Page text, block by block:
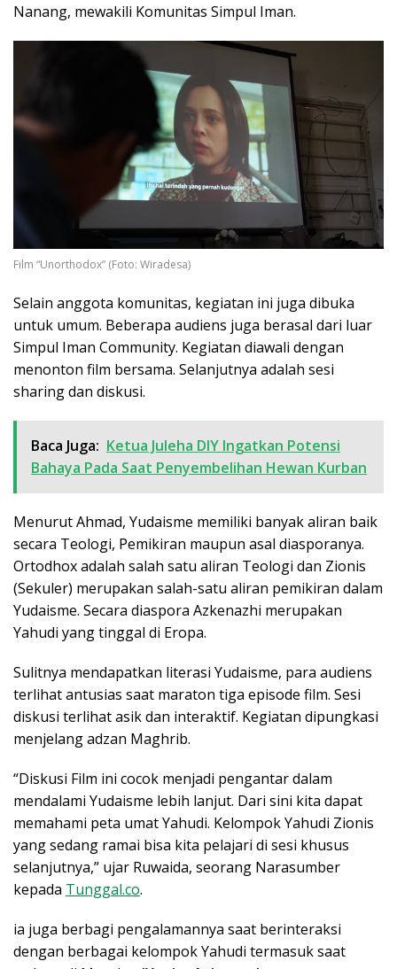
Nanang, mewakili Komunitas Simpul Iman.
Film “Unorthodox” (Foto: Wiradesa)
Selain anggota komunitas, kegiatan ini juga dibuka
untuk umum. Beberapa audiens juga berasal dari luar
Simpul Iman Community. Kegiatan diawali dengan
menonton film bersama. Selanjutnya adalah sesi
sharing dan diskusi.
Baca Juga: Ketua Juleha DIY Ingatkan Potensi
Bahaya Pada Saat Penyembelihan Hewan Kurban
Menurut Ahmad, Yudaisme memiliki banyak aliran baik
secara Teologi, Pemikiran maupun asal diasporanya.
Ortodhox adalah salah satu aliran Teologi dan Zionis
(Sekuler) merupakan salah-satu aliran pemikiran dalam
Yudaisme. Secara diaspora Azkenazhi merupakan
Yahudi yang tinggal di Eropa.
Sulitnya mendapatkan literasi Yudaisme, para audiens
terlihat antusias saat maraton tiga episode film. Sesi
diskusi terlihat asik dan interaktif. Kegiatan dipungkasi
menjelang adzan Maghrib.
“Diskusi Film ini cocok menjadi pengantar dalam
mendalami Yudaisme lebih lanjut. Dari sini kita dapat
memahami peta umat Yahudi. Kelompok Yahudi Zionis
yang sedang ramai bisa kita pelajari di sesi khusus
selanjutnya,” ujar Ruwaida, seorang Narasumber
kepada Tunggal.co.
ia juga berbagi pengalamannya saat berinteraksi
dengan berbagai kelompok Yahudi termasuk saat